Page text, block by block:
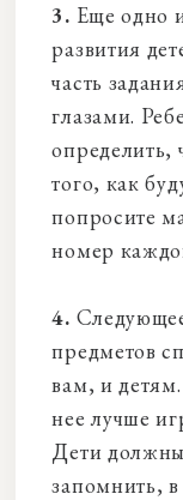
3. Еще одно
развития
часть
глазами.
определить,
того, как
попросите
номер
4.
предметов
вам, и
нее лучше
Дети
запомнить,